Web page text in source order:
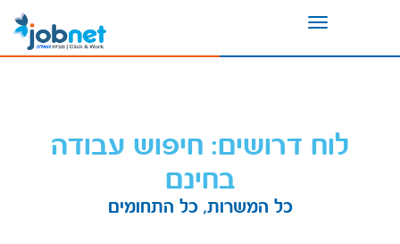
Toggle
לוח דרושים: חיפוש עבודה
בחינם
כל המשרות, כל התחומים